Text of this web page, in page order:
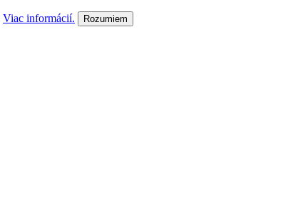
Viac informácií. Rozumiem